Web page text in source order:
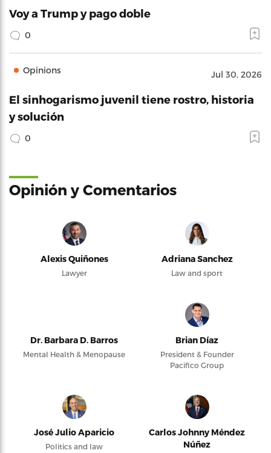
Voy a Trump y pago doble
0
Opinions Jul 30, 2026
El sinhogarismo juvenil tiene rostro, historia
y solución
0
Opinión y Comentarios
Alexis Quiñones
Lawyer
Adriana Sanchez
Law and sport
Dr. Barbara D. Barros
Mental Health & Menopause
Brian Díaz
President & Founder
Pacifico Group
José Julio Aparicio
Politics and law
Carlos Johnny Méndez
Núñez